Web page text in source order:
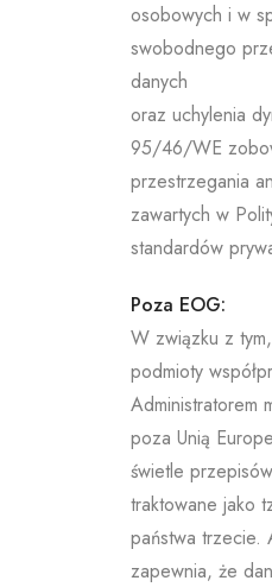
osobowych i w
swobodnego
danych
oraz uchylenia
95/46/WE
przestrzegania
zawartych w
standardów
Poza EOG:
W związku z
podmioty
Administratorem
poza Unią
świetle
traktowane jako
państwa trzecie.
zapewnia, że